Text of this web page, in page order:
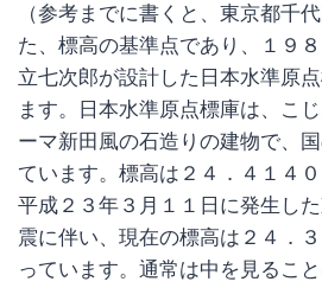
（参考までに書くと、東京都千
た、標高の基準点であり、１９
立七次郎が設計した日本水準原
ます。日本水準原点標庫は、こ
ーマ新田風の石造りの建物で、
ています。標高は２４．４１４０
平成２３年３月１１日に発生し
震に伴い、現在の標高は２４．
っています。通常は中を見るこ